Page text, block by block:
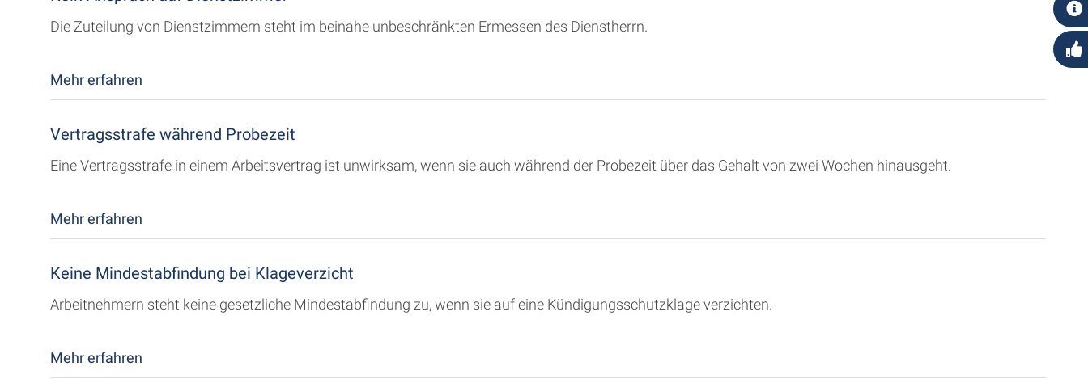
Die Zuteilung von Dienstzimmern steht im beinahe unbeschränkten Ermessen des Dienstherrn.
Mehr erfahren
Vertragsstrafe während Probezeit
Eine Vertragsstrafe in einem Arbeitsvertrag ist unwirksam, wenn sie auch während der Probezeit über das Gehalt von zwei Wochen hinausgeht.
Mehr erfahren
Keine Mindestabfindung bei Klageverzicht
Arbeitnehmern steht keine gesetzliche Mindestabfindung zu, wenn sie auf eine Kündigungsschutzklage verzichten.
Mehr erfahren